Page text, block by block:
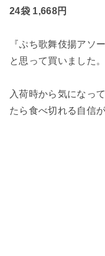
24袋 1,668円
『ぷち歌舞伎揚アソ
と思って買いました。
入荷時から気になっ
たら食べ切れる自信